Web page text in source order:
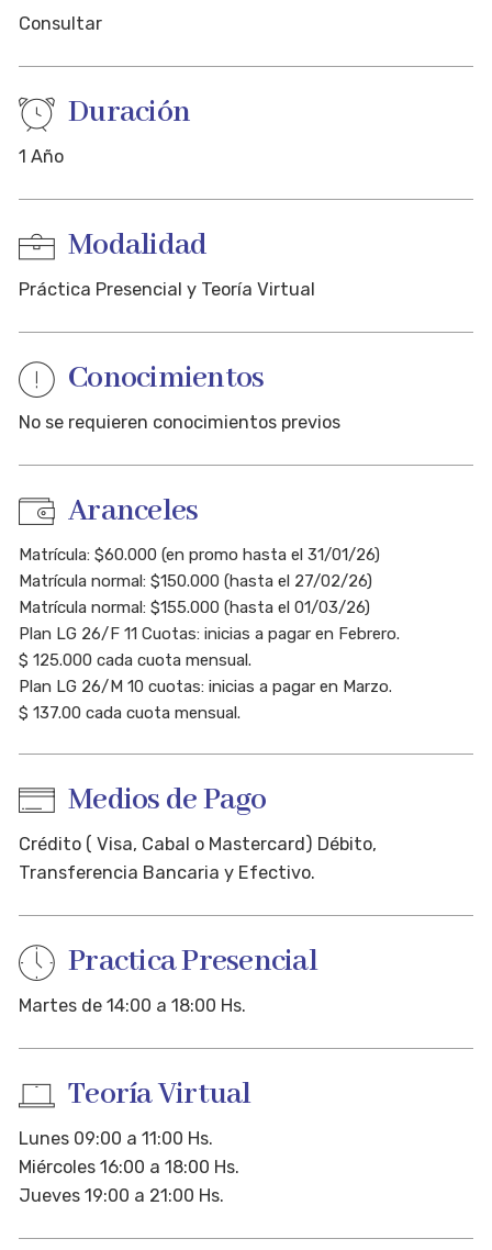
Primer Cuatrimestre
Anuales
RÉGIMEN DE CORRELATIVIDADES
SEMINARIOS
Consultar
Duración
1 Año
Modalidad
Práctica Presencial y Teoría Virtual
Conocimientos
No se requieren conocimientos previos
Aranceles
Matrícula: $60.000 (en promo hasta el 31/01/26)
Matrícula normal: $150.000 (hasta el 27/02/26)
Matrícula normal: $155.000 (hasta el 01/03/26)
Plan LG 26/F 11 Cuotas: inicias a pagar en Febrero.
$ 125.000 cada cuota mensual.
Plan LG 26/M 10 cuotas: inicias a pagar en Marzo.
$ 137.00 cada cuota mensual.
Medios de Pago
Crédito ( Visa, Cabal o Mastercard) Débito,
Transferencia Bancaria y Efectivo.
Practica Presencial
Martes de 14:00 a 18:00 Hs.
Teoría Virtual
Lunes 09:00 a 11:00 Hs.
Miércoles 16:00 a 18:00 Hs.
Jueves 19:00 a 21:00 Hs.